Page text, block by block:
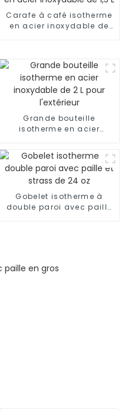
Carafe à café isotherme
en acier inoxydable de
Grande bouteille
isotherme en acier
l'extérieur
Gobelet isotherme à
double paroi avec paille